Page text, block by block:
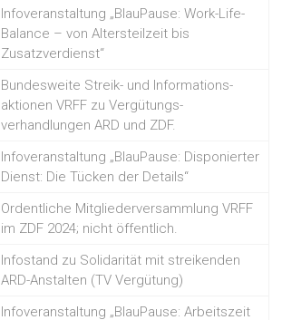
Infoveranstaltung „BlauPause: Work-Life-
Balance – von Altersteilzeit bis
Zusatzverdienst“
Bundesweite Streik- und Informations-
aktionen VRFF zu Vergütungs-
verhandlungen ARD und ZDF.
Infoveranstaltung „BlauPause: Disponierter
Dienst: Die Tücken der Details“
Ordentliche Mitgliederversammlung VRFF
im ZDF 2024; nicht öffentlich.
Infostand zu Solidarität mit streikenden
ARD-Anstalten (TV Vergütung)
Infoveranstaltung „BlauPause: Arbeitszeit